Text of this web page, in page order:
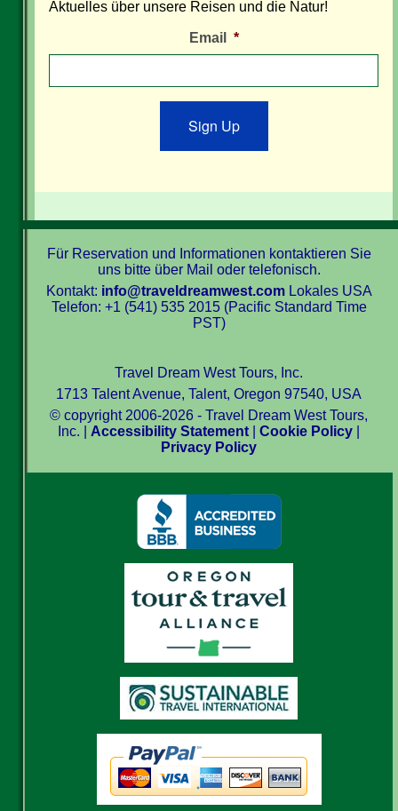
Aktuelles über unsere Reisen und die Natur!
Email *
Sign Up
Für Reservation und Informationen kontaktieren Sie
uns bitte über Mail oder telefonisch.
Kontakt: info@traveldreamwest.comLokales USA
Telefon: +1 (541) 535 2015 (Pacific Standard Time
PST)
Travel Dream West Tours, Inc.
1713 Talent Avenue, Talent, Oregon 97540, USA
© copyright 2006-2026 - Travel Dream West Tours,
Inc. | Accessibility Statement |Cookie Policy
Privacy Policy